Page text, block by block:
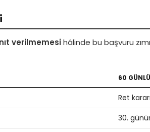
verilmemesihâlinde bu başvuru
60
Ret
30.